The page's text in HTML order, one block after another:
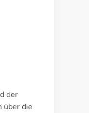
der
über die